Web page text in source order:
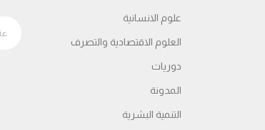
علوم الانسانية
العلوم الاقتصادية والتصرف
دوريات
المدونة
التنمية البشرية